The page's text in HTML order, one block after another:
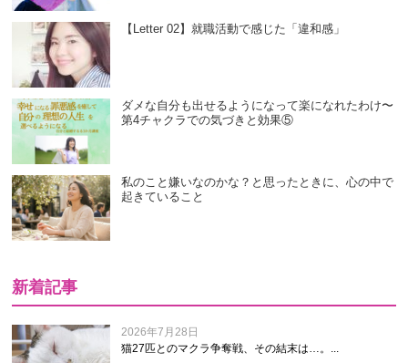
【Letter 02】就職活動で感じた「違和感」
ダメな自分も出せるようになって楽になれたわけ〜
第4チャクラでの気づきと効果⑤
私のこと嫌いなのかな？と思ったときに、心の中で
起きていること
新着記事
2026年7月28日
猫27匹とのマクラ争奪戦、その結末は…。...